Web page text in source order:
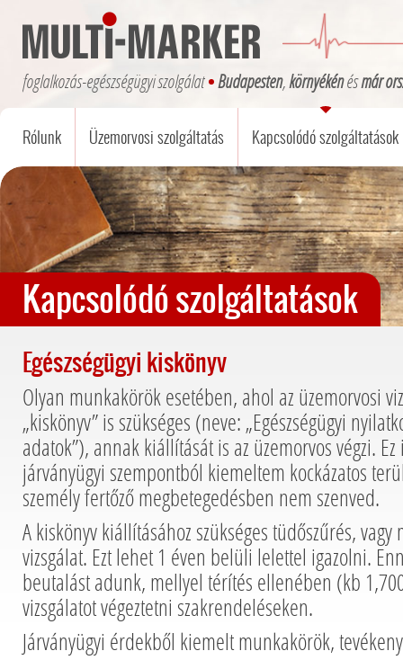
foglalkozás-egészségügyi szolgálat Budapesten,környékénésmár
Rólunk Üzemorvosi szolgáltatás Kapcsolódó szolgáltatások
Kapcsolódó szolgáltatások
Egészségügyi kiskönyv
Olyan munkakörök esetében, ahol az üzemorvosi
„kiskönyv” is szükséges (neve: „Egészségügyi
adatok”), annak kiállítását is az üzemorvos végzi.
járványügyi szempontból kiemeltem kockázatos
személy fertőző megbetegedésben nem szenved.
A kiskönyv kiállításához szükséges tüdőszűrés,
vizsgálat. Ezt lehet 1 éven belüli lelettel igazolni.
beutalást adunk, mellyel térítés ellenében (kb
vizsgálatot végeztetni szakrendeléseken.
Járványügyi érdekből kiemelt munkakörök,